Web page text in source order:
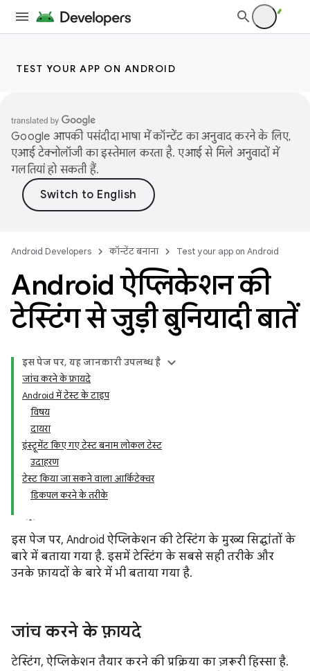
TEST YOUR APP ON ANDROID
Google आपकी पसंदीदा भाषा में कॉन्टेंट का अनुवाद करने के लिए,
एआई टेक्नोलॉजी का इस्तेमाल करता है. एआई से मिले अनुवादों में
गलतियां हो सकती हैं.
Android Developers कॉन्टेंट बनाना Test your app on Android
Android ऐप्लिकेशन की
टेस्टिंग से जुड़ी बुनियादी बातें
इस पेज पर, यह जानकारी उपलब्ध है
जांच करने के फ़ायदे
Android में टेस्ट के टाइप
विषय
दायरा
इंस्ट्रूमेंट किए गए टेस्ट बनाम लोकल टेस्ट
उदाहरण
टेस्ट किया जा सकने वाला आर्किटेक्चर
डिकपल करने के तरीके
इस पेज पर, Android ऐप्लिकेशन की टेस्टिंग के मुख्य सिद्धांतों के
बारे में बताया गया है. इसमें टेस्टिंग के सबसे सही तरीके और
उनके फ़ायदों के बारे में भी बताया गया है.
जांच करने के फ़ायदे
टेस्टिंग, ऐप्लिकेशन तैयार करने की प्रक्रिया का ज़रूरी हिस्सा है.